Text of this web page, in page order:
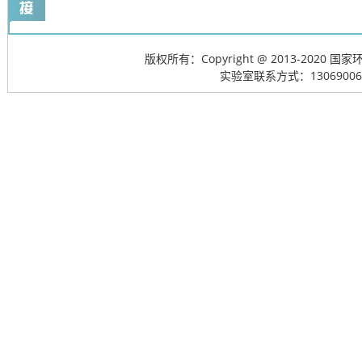
版权所有：Copyright @ 2013-2020 国家
实验室联系方式：